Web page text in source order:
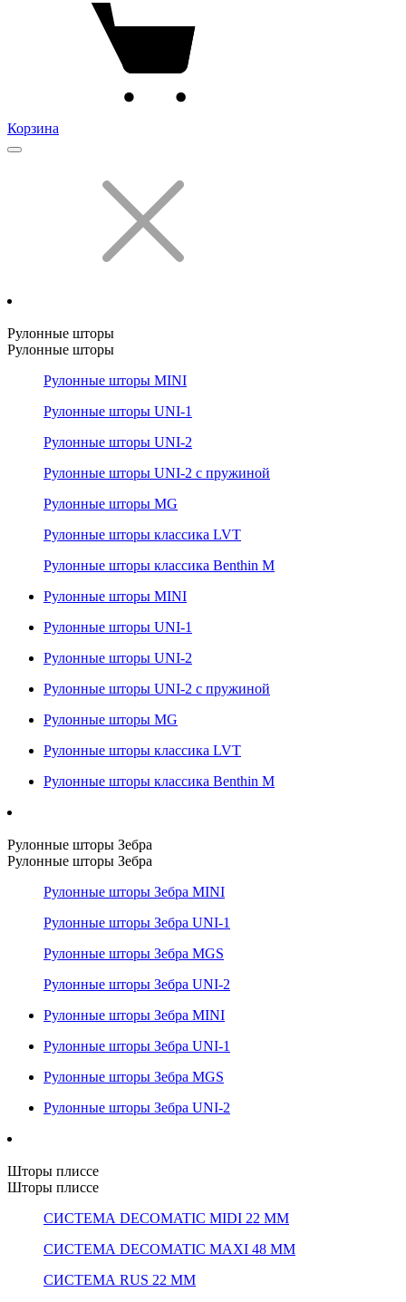
Корзина
Рулонные шторы
Рулонные шторы
Рулонные шторы MINI
Рулонные шторы UNI-1
Рулонные шторы UNI-2
Рулонные шторы UNI-2 с пружиной
Рулонные шторы MG
Рулонные шторы классика LVT
Рулонные шторы классика Benthin M
Рулонные шторы MINI
Рулонные шторы UNI-1
Рулонные шторы UNI-2
Рулонные шторы UNI-2 с пружиной
Рулонные шторы MG
Рулонные шторы классика LVT
Рулонные шторы классика Benthin M
Рулонные шторы Зебра
Рулонные шторы Зебра
Рулонные шторы Зебра MINI
Рулонные шторы Зебра UNI-1
Рулонные шторы Зебра MGS
Рулонные шторы Зебра UNI-2
Рулонные шторы Зебра MINI
Рулонные шторы Зебра UNI-1
Рулонные шторы Зебра MGS
Рулонные шторы Зебра UNI-2
Шторы плиссе
Шторы плиссе
СИСТЕМА DECOMATIC MIDI 22 ММ
СИСТЕМА DECOMATIC MAXI 48 ММ
СИСТЕМА RUS 22 ММ